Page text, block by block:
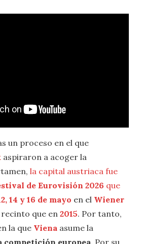
un proceso en el que
aspiraron a acoger la
la capital austriaca fue
de Eurovisión 2026 que
14 y 16 de mayo en el Wiener
que en 2015. Por tanto,
la que Viena asume la
competición europea. Por su